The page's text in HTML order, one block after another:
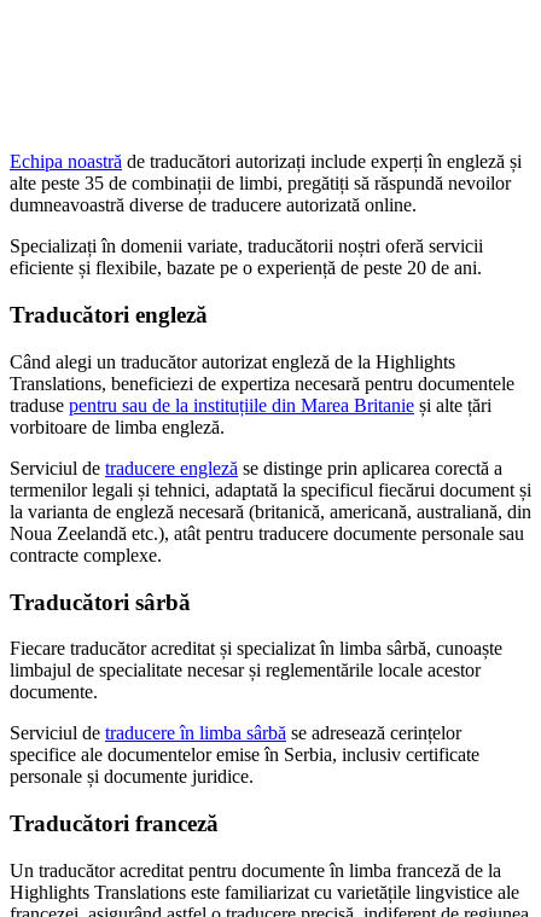
Echipa noastră de traducători autorizați include experți în engleză și
alte peste 35 de combinații de limbi, pregătiți să răspundă nevoilor
dumneavoastră diverse de traducere autorizată online.
Specializați în domenii variate, traducătorii noștri oferă servicii
eficiente și flexibile, bazate pe o experiență de peste 20 de ani.
Traducători engleză
Când alegi un traducător autorizat engleză de la Highlights
Translations, beneficiezi de expertiza necesară pentru documentele
traduse pentru sau de la instituțiile din Marea Britanie și alte țări
vorbitoare de limba engleză.
Serviciul de traducere engleză se distinge prin aplicarea corectă a
termenilor legali și tehnici, adaptată la specificul fiecărui document și
la varianta de engleză necesară (britanică, americană, australiană, din
Noua Zeelandă etc.), atât pentru traducere documente personale sau
contracte complexe.
Traducători sârbă
Fiecare traducător acreditat și specializat în limba sârbă, cunoaște
limbajul de specialitate necesar și reglementările locale acestor
documente.
Serviciul de traducere în limba sârbă se adresează cerințelor
specifice ale documentelor emise în Serbia, inclusiv certificate
personale și documente juridice.
Traducători franceză
Un traducător acreditat pentru documente în limba franceză de la
Highlights Translations este familiarizat cu varietățile lingvistice ale